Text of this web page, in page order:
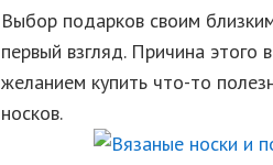
Выбор подарков своим
первый взгляд. Причина
желанием купить что-то
носков.